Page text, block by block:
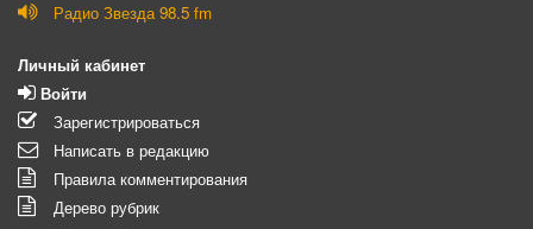
Радио Звезда 98.5 fm
Личный кабинет
Войти
Зарегистрироваться
Написать в редакцию
Правила комментирования
Дерево рубрик